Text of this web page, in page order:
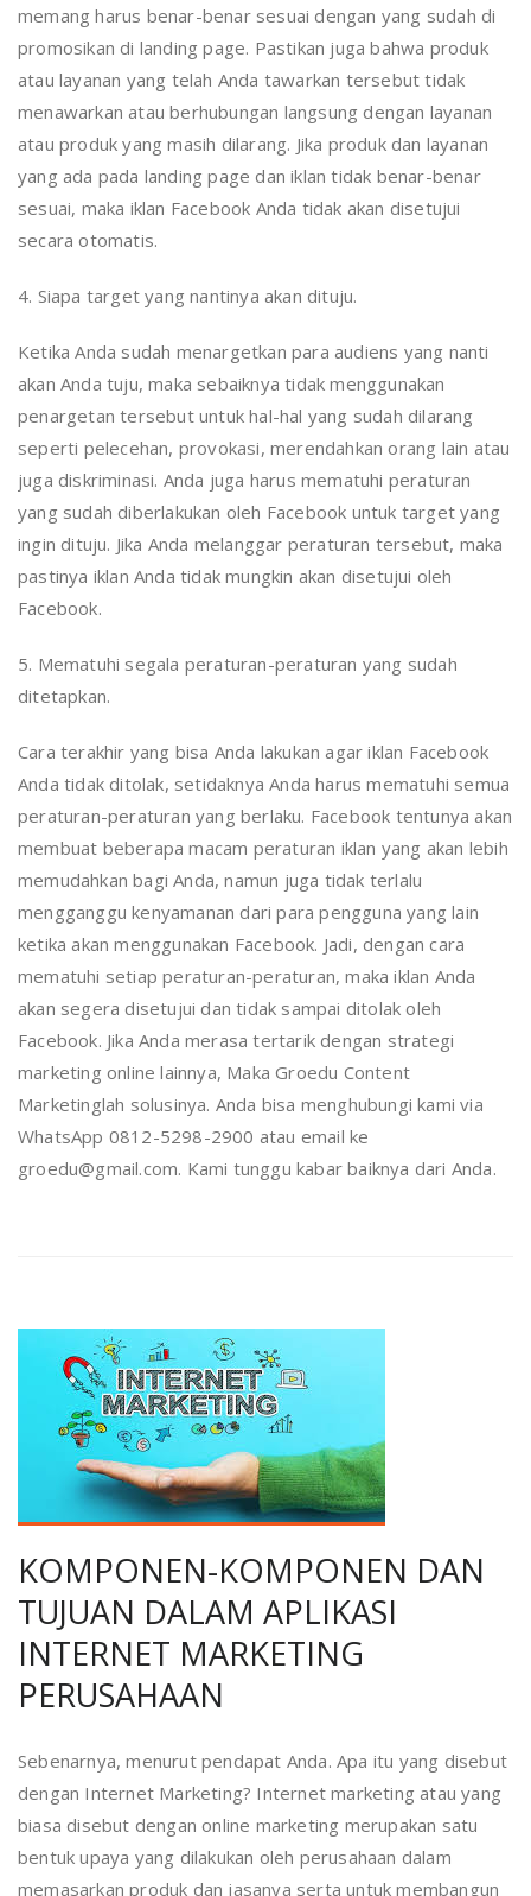
memang harus benar-benar sesuai dengan yang sudah di
promosikan di landing page. Pastikan juga bahwa produk
atau layanan yang telah Anda tawarkan tersebut tidak
menawarkan atau berhubungan langsung dengan layanan
atau produk yang masih dilarang. Jika produk dan layanan
yang ada pada landing page dan iklan tidak benar-benar
sesuai, maka iklan Facebook Anda tidak akan disetujui
secara otomatis.
4. Siapa target yang nantinya akan dituju.
Ketika Anda sudah menargetkan para audiens yang nanti
akan Anda tuju, maka sebaiknya tidak menggunakan
penargetan tersebut untuk hal-hal yang sudah dilarang
seperti pelecehan, provokasi, merendahkan orang lain atau
juga diskriminasi. Anda juga harus mematuhi peraturan
yang sudah diberlakukan oleh Facebook untuk target yang
ingin dituju. Jika Anda melanggar peraturan tersebut, maka
pastinya iklan Anda tidak mungkin akan disetujui oleh
Facebook.
5. Mematuhi segala peraturan-peraturan yang sudah
ditetapkan.
Cara terakhir yang bisa Anda lakukan agar iklan Facebook
Anda tidak ditolak, setidaknya Anda harus mematuhi semua
peraturan-peraturan yang berlaku. Facebook tentunya akan
membuat beberapa macam peraturan iklan yang akan lebih
memudahkan bagi Anda, namun juga tidak terlalu
mengganggu kenyamanan dari para pengguna yang lain
ketika akan menggunakan Facebook. Jadi, dengan cara
mematuhi setiap peraturan-peraturan, maka iklan Anda
akan segera disetujui dan tidak sampai ditolak oleh
Facebook. Jika Anda merasa tertarik dengan strategi
marketing online lainnya, Maka Groedu Content
Marketinglah solusinya. Anda bisa menghubungi kami via
WhatsApp 0812-5298-2900 atau email ke
groedu@gmail.com. Kami tunggu kabar baiknya dari Anda.
KOMPONEN-KOMPONEN DAN
TUJUAN DALAM APLIKASI
INTERNET MARKETING
PERUSAHAAN
Sebenarnya, menurut pendapat Anda. Apa itu yang disebut
dengan Internet Marketing? Internet marketing atau yang
biasa disebut dengan online marketing merupakan satu
bentuk upaya yang dilakukan oleh perusahaan dalam
memasarkan produk dan jasanya serta untuk membangun